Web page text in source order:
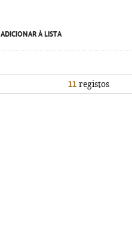
ADICIONAR À LISTA
11registos